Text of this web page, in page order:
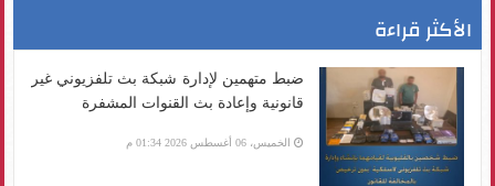
الأكثر قراءة
ضبط متهمين لإدارة شبكة بث تلفزيوني غير
قانونية وإعادة بث القنوات المشفرة
الخميس، 06 أغسطس 2026 01:34 م